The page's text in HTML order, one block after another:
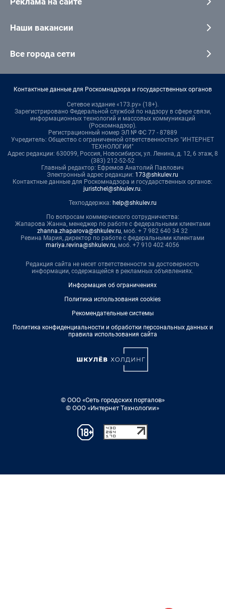
Наши вакансии
Все города сети
Контактные данные для Роскомнадзора и государственных органов
Сетевое издание «173.ру» (18+).
Зарегистрировано Федеральной службой по надзору в сфере связи,
информационных технологий и массовых коммуникаций
(Роскомнадзор).
Регистрационный номер ЭЛ № ФС 77 - 87889
Учредитель: Общество с ограниченной ответственностью "ИНТЕРНЕТ
ТЕХНОЛОГИИ"
Адрес редакции: 630099, Россия, Новосибирск, ул. Ленина, д. 12, 6 этаж, 8
(383) 212-52-52
Главный редактор: Ефремов Анатолий Павлович
Электронный адрес редакции: 173@shkulev.ru
Контактные данные для Роскомнадзора и государственных органов:
juristchel@shkulev.ru.
Техподдержка: help@shkulev.ru
По вопросам коммерческого сотрудничества:
Жапарова Жанна, менеджер по работе с федеральными клиентами
zhanna.zhaparova@shkulev.ru, моб. + 7 982 640 34 32
Ревина Мария, директор по работе с федеральными клиентами
mariya.revina@shkulev.ru, моб. +7 910 402 4056
Редакция сайта не несет ответственности за достоверность
информации, содержащейся в рекламных объявлениях.
Информация об ограничениях
Политика использования cookies
Рекомендательные системы
Политика конфиденциальности и обработки персональных данных и
правила использования сайта
© ООО «Сеть городских порталов»
© ООО «Интернет Технологии»